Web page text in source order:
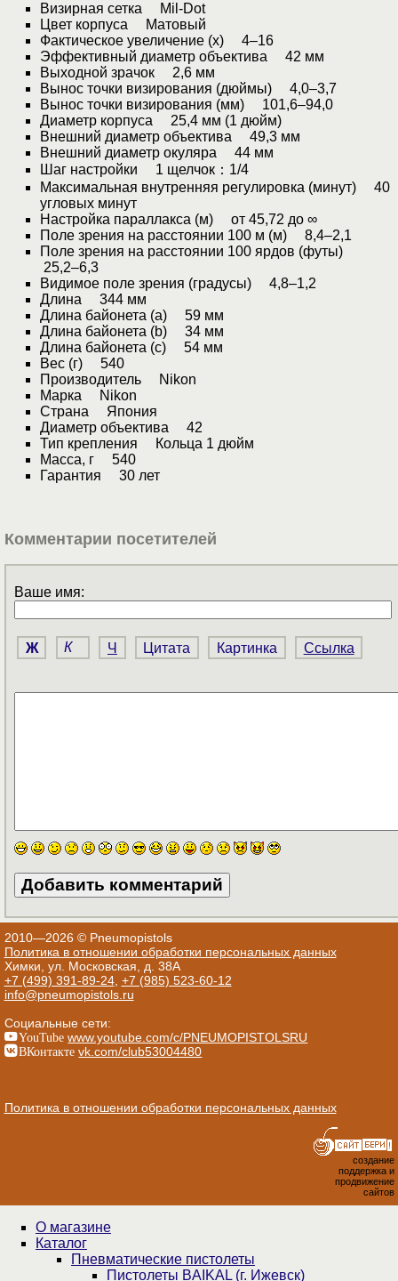
Визирная сетка Mil-Dot
Цвет корпуса Матовый
Фактическое увеличение (х) 4–16
Эффективный диаметр объектива 42 мм
Выходной зрачок 2,6 мм
Вынос точки визирования (дюймы) 4,0–3,7
Вынос точки визирования (мм) 101,6–94,0
Диаметр корпуса 25,4 мм (1 дюйм)
Внешний диаметр объектива 49,3 мм
Внешний диаметр окуляра 44 мм
Шаг настройки 1 щелчок：1/4
Максимальная внутренняя регулировка (минут) 40
угловых минут
Настройка параллакса (м) от 45,72 до ∞
Поле зрения на расстоянии 100 м (м) 8,4–2,1
Поле зрения на расстоянии 100 ярдов (футы)
25,2–6,3
Видимое поле зрения (градусы) 4,8–1,2
Длина 344 мм
Длина байонета (a) 59 мм
Длина байонета (b) 34 мм
Длина байонета (c) 54 мм
Вес (г) 540
Производитель Nikon
Марка Nikon
Страна Япония
Диаметр объектива 42
Тип крепления Кольца 1 дюйм
Масса, г 540
Гарантия 30 лет
Комментарии посетителей
Ваше имя:
Ж К Ч Цитата Картинка Ссылка
2010—2026 © Pneumopistols
Политика в отношении обработки персональных данных
Химки, ул. Московская, д. 38А
+7 (499) 391-89-24, +7 (985) 523-60-12
info@pneumopistols.ru
Социальные сети:
YouTube www.youtube.com/c/PNEUMOPISTOLSRU
ВКонтакте vk.com/club53004480
Политика в отношении обработки персональных данных
создание
поддержка и
продвижение
сайтов
О магазине
Каталог
Пнев­ма­ти­чес­кие пистолеты
Пистолеты BAIKAL (г. Ижевск)